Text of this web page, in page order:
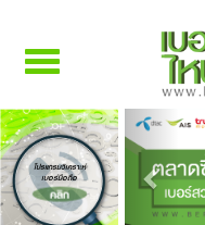
Toggle
โปรแกรมวิเคราะห์
เบอร์มือถือ
คลิก
Previous